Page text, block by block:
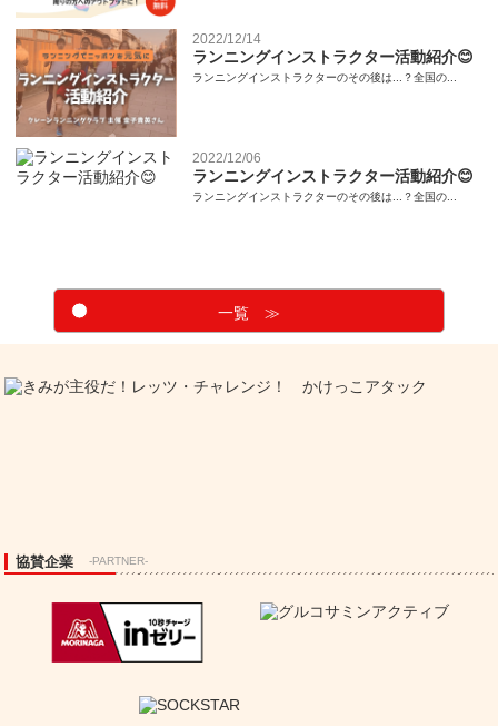
2022/12/14
ランニングインストラクター活動紹介😊
ランニングインストラクターのその後は...？全国の...
2022/12/06
ランニングインストラクター活動紹介😊
ランニングインストラクターのその後は...？全国の...
一覧 ≫
協賛企業 -PARTNER-